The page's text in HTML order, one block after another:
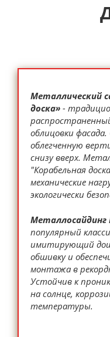
Металлический
доска» -
облицовки
облегченную
снизу вверх.
"Корабельная
механические
экологически
Металлосайдинг
популярный
имитирующий
обшивку и
монтажа в
Устойчив к
на солнце,
температуры.